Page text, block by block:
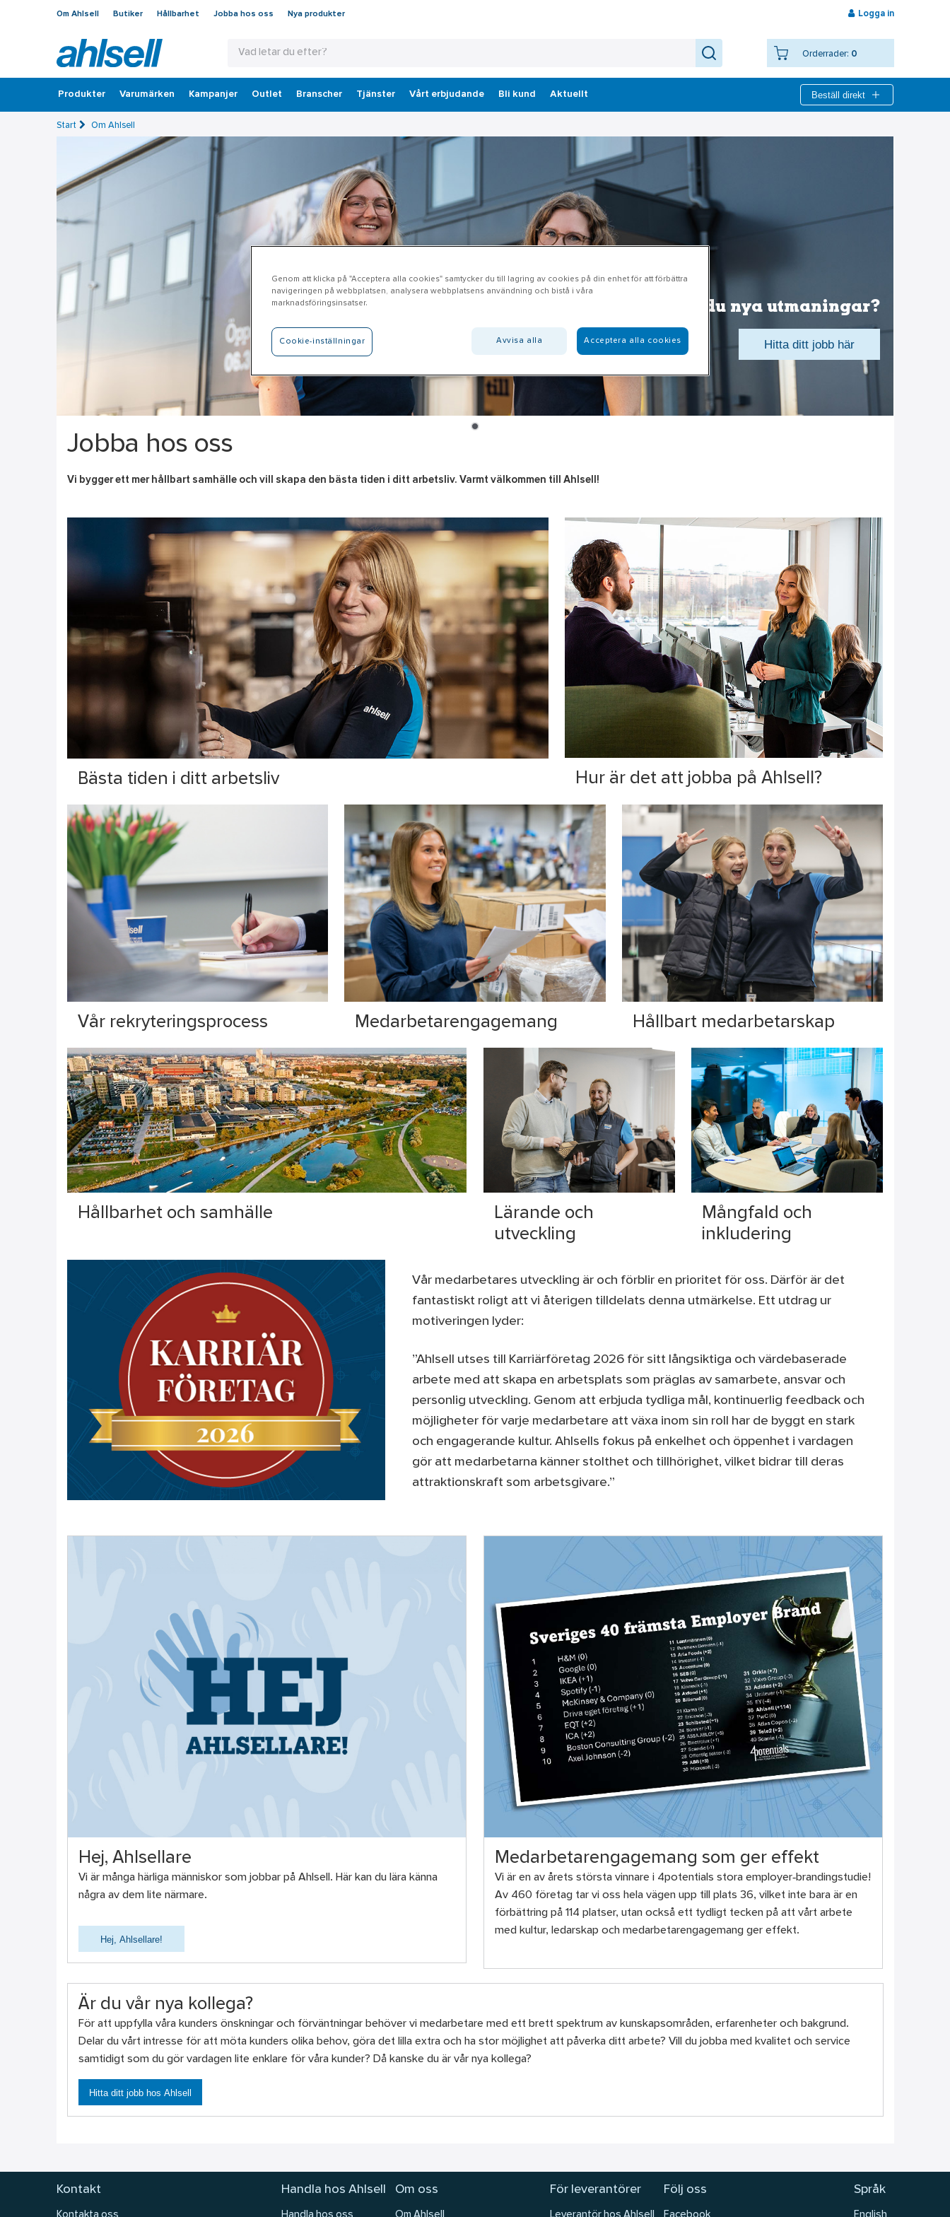
Om Ahlsell Butiker Hållbarhet Jobba hos oss Nya produkter Logga in
Orderrader: 0
Produkter Varumärken Kampanjer Outlet Branscher Tjänster Vårt erbjudande Bli kund Aktuellt Beställ direkt
Start Om Ahlsell
Söker du nya utmaningar?
Hitta ditt jobb här
Jobba hos oss
Vi bygger ett mer hållbart samhälle och vill skapa den bästa tiden i ditt arbetsliv. Varmt välkommen till Ahlsell!
Bästa tiden i ditt arbetsliv Hur är det att jobba på Ahlsell?
Vår rekryteringsprocess Medarbetarengagemang Hållbart medarbetarskap
Hållbarhet och samhälle
Lärande och
utveckling
Mångfald och
inkludering
Vår medarbetares utveckling är och förblir en prioritet för oss. Därför är det
fantastiskt roligt att vi återigen tilldelats denna utmärkelse. Ett utdrag ur
motiveringen lyder:
”Ahlsell utses till Karriärföretag 2026 för sitt långsiktiga och värdebaserade
arbete med att skapa en arbetsplats som präglas av samarbete, ansvar och
personlig utveckling. Genom att erbjuda tydliga mål, kontinuerlig feedback och
möjligheter för varje medarbetare att växa inom sin roll har de byggt en stark
och engagerande kultur. Ahlsells fokus på enkelhet och öppenhet i vardagen
gör att medarbetarna känner stolthet och tillhörighet, vilket bidrar till deras
attraktionskraft som arbetsgivare.”
Hej, Ahlsellare
Vi är många härliga människor som jobbar på Ahlsell. Här kan du lära känna
några av dem lite närmare.
Hej, Ahlsellare!
Medarbetarengagemang som ger effekt
Vi är en av årets största vinnare i 4potentials stora employer‑brandingstudie!
Av 460 företag tar vi oss hela vägen upp till plats 36, vilket inte bara är en
förbättring på 114 platser, utan också ett tydligt tecken på att vårt arbete
med kultur, ledarskap och medarbetarengagemang ger effekt.
Är du vår nya kollega?
För att uppfylla våra kunders önskningar och förväntningar behöver vi medarbetare med ett brett spektrum av kunskapsområden, erfarenheter och bakgrund.
Delar du vårt intresse för att möta kunders olika behov, göra det lilla extra och ha stor möjlighet att påverka ditt arbete? Vill du jobba med kvalitet och service
samtidigt som du gör vardagen lite enklare för våra kunder? Då kanske du är vår nya kollega?
Hitta ditt jobb hos Ahlsell
Kontakt Handla hos Ahlsell Om oss För leverantörer Följ oss Språk
Genom att klicka på "Acceptera alla cookies" samtycker du till lagring av cookies på din enhet för att förbättra
navigeringen på webbplatsen, analysera webbplatsens användning och bistå i våra
marknadsföringsinsatser.
Cookie-inställningar Avvisa alla Acceptera alla cookies